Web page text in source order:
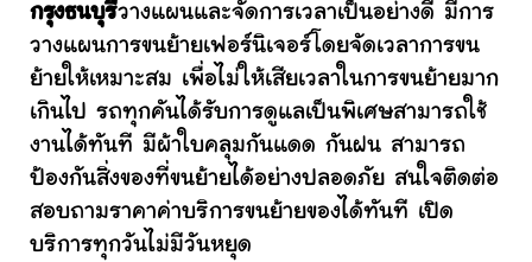
กรุงธนบุรีวางแผนและจัดการเวลาเป็นอย่างดี มีการ
วางแผนการขนย้ายเฟอร์นิเจอร์โดยจัดเวลาการขน
ย้ายให้เหมาะสม เพื่อไม่ให้เสียเวลาในการขนย้ายมาก
เกินไป รถทุกคันได้รับการดูแลเป็นพิเศษสามารถใช้
งานได้ทันที มีผ้าใบคลุมกันแดด กันฝน สามารถ
ป้องกันสิ่งของที่ขนย้ายได้อย่างปลอดภัย สนใจติดต่อ
สอบถามราคาค่าบริการขนย้ายของได้ทันที เปิด
บริการทุกวันไม่มีวันหยุด